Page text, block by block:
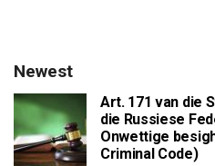
Newest
Art. 171 van die
die Russiese
Onwettige
Criminal Code)